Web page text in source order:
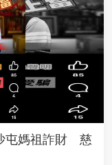
屯媽祖詐財 慈